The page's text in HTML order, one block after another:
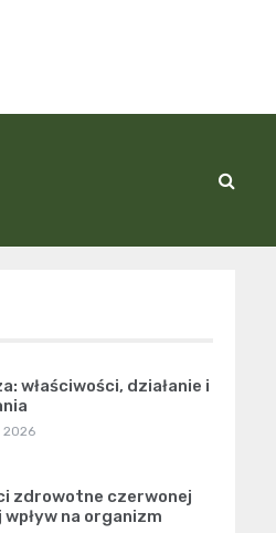
właściwości, działanie i
2026
zdrowotne czerwonej
wpływ na organizm